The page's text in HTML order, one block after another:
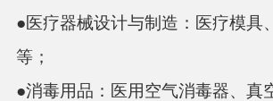
●医疗器械设计与制造： 医疗模具
等；
●消毒用品： 医用空气消毒器、真